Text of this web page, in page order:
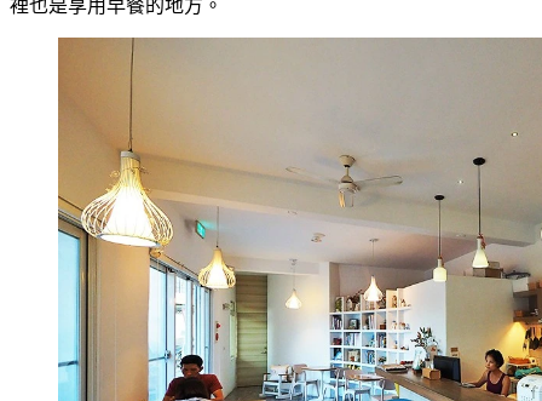
裡也是享用早餐的地方。